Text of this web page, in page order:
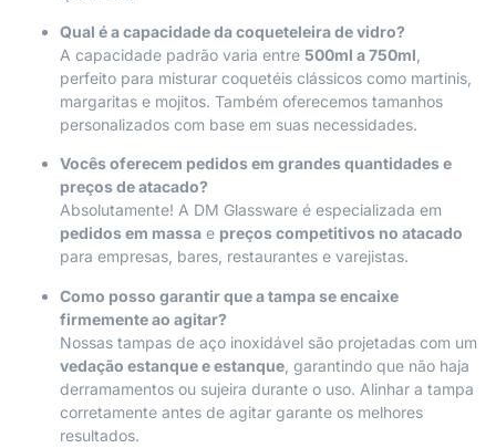
Qual é a capacidade da coqueteleira de vidro?
A capacidade padrão varia entre 500ml a 750ml
perfeito para misturar coquetéis clássicos como martinis,
margaritas e mojitos. Também oferecemos tamanhos
personalizados com base em suas necessidades.
Vocês oferecem pedidos em grandes quantidades e
preços de atacado?
Absolutamente! A DM Glassware é especializada em
pedidos em massa e preços competitivos no atacado
para empresas, bares, restaurantes e varejistas.
Como posso garantir que a tampa se encaixe
firmemente ao agitar?
Nossas tampas de aço inoxidável são projetadas com um
vedação estanque e estanque , garantindo que não haja
derramamentos ou sujeira durante o uso. Alinhar a tampa
corretamente antes de agitar garante os melhores
resultados.